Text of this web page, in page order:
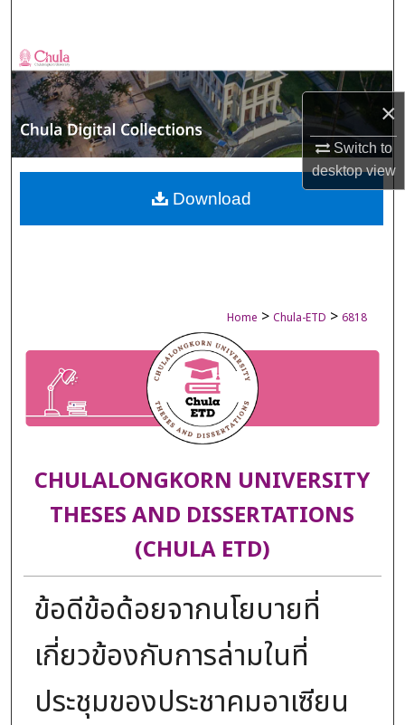
×
Switch to
desktopview
Browse Collections
My Account
About
Digital Commons Network™
Home > Chula-ETD > 6818
CHULALONGKORN UNIVERSITY
THESES AND DISSERTATIONS
(CHULA ETD)
ข้อดีข้อด้อยจากนโยบายที่
เกี่ยวข้องกับการล่ามในที่
ประชุมของประชาคมอาเซียน
Download